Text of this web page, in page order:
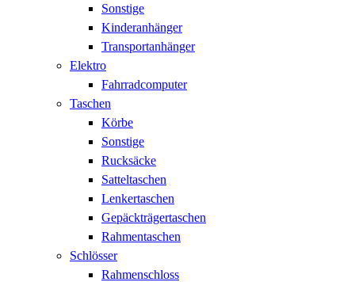
Sonstige
Kinderanhänger
Transportanhänger
Elektro
Fahrradcomputer
Taschen
Körbe
Sonstige
Rucksäcke
Satteltaschen
Lenkertaschen
Gepäckträgertaschen
Rahmentaschen
Schlösser
Rahmenschloss